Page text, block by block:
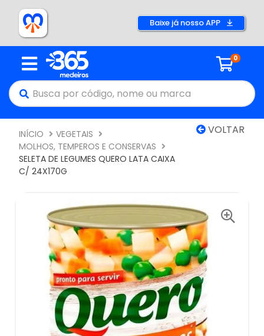
Baixe já nosso APP
0
VOLTAR
INÍCIO
VEGETAIS
MOLHOS, TEMPEROS E CONSERVAS
SELETA DE LEGUMES QUERO LATA CAIXA
C/ 24X170G